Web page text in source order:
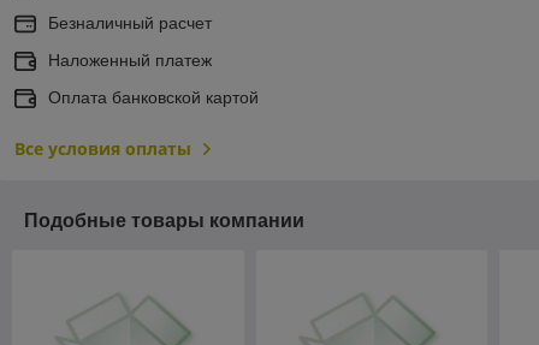
Безналичный расчет
Наложенный платеж
Оплата банковской картой
Все условия оплаты
Подобные товары компании